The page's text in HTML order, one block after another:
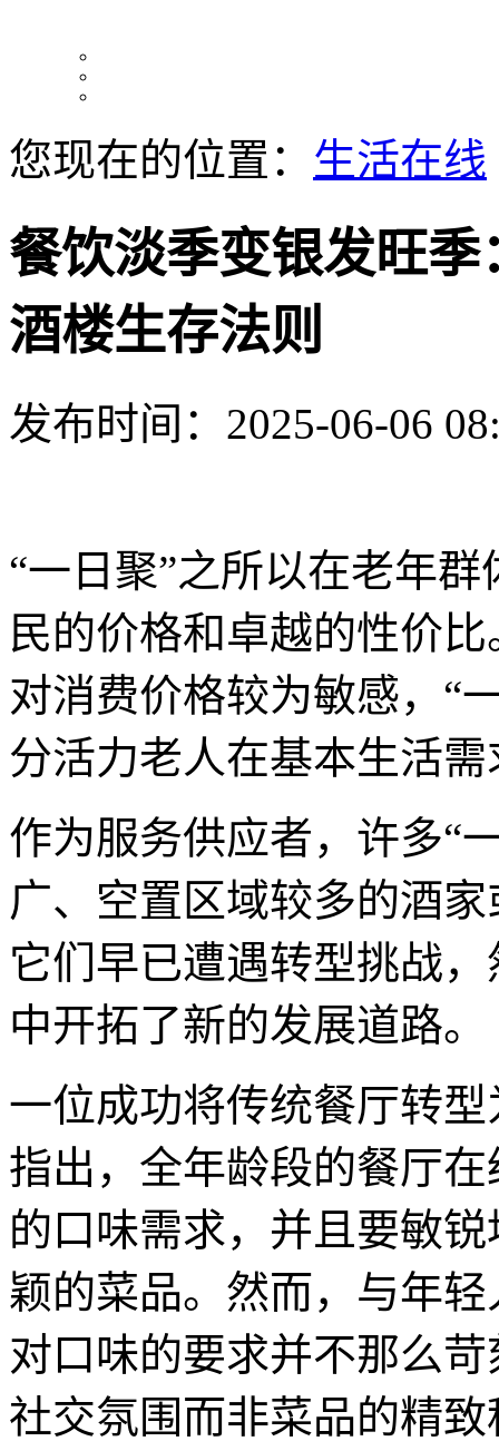
您现在的位置： 生活在线
餐饮淡季变银发旺
酒楼生存法则
发布时间：2025-06-06
“一日聚”之所以在老年
民的价格和卓越的性价
对消费价格较为敏感，“
分活力老人在基本生活
作为服务供应者，许多“
广、空置区域较多的酒
它们早已遭遇转型挑战
中开拓了新的发展道路。
一位成功将传统餐厅转
指出，全年龄段的餐厅
的口味需求，并且要敏
颖的菜品。然而，与年
对口味的要求并不那么
社交氛围而非菜品的精